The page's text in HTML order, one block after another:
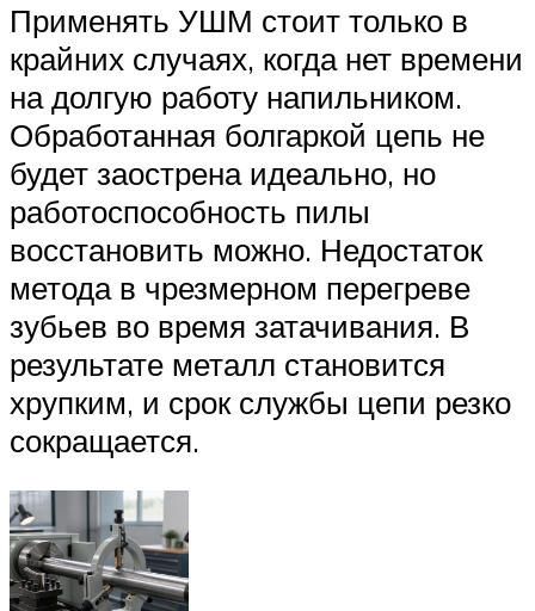
Применять УШМ стоит только в
крайних случаях, когда нет времени
на долгую работу напильником.
Обработанная болгаркой цепь не
будет заострена идеально, но
работоспособность пилы
восстановить можно. Недостаток
метода в чрезмерном перегреве
зубьев во время затачивания. В
результате металл становится
хрупким, и срок службы цепи резко
сокращается.